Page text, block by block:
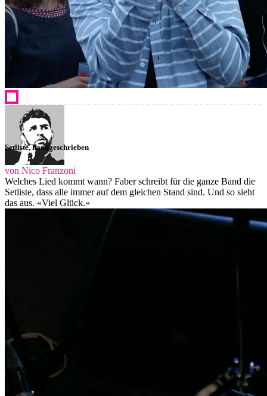
Setliste, handgeschrieben
von Nico Franzoni
Welches Lied kommt wann? Faber schreibt für die ganze Band die
Setliste, dass alle immer auf dem gleichen Stand sind. Und so sieht
das aus. «Viel Glück.»